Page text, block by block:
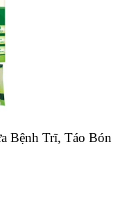
Bệnh Trĩ, Táo Bón